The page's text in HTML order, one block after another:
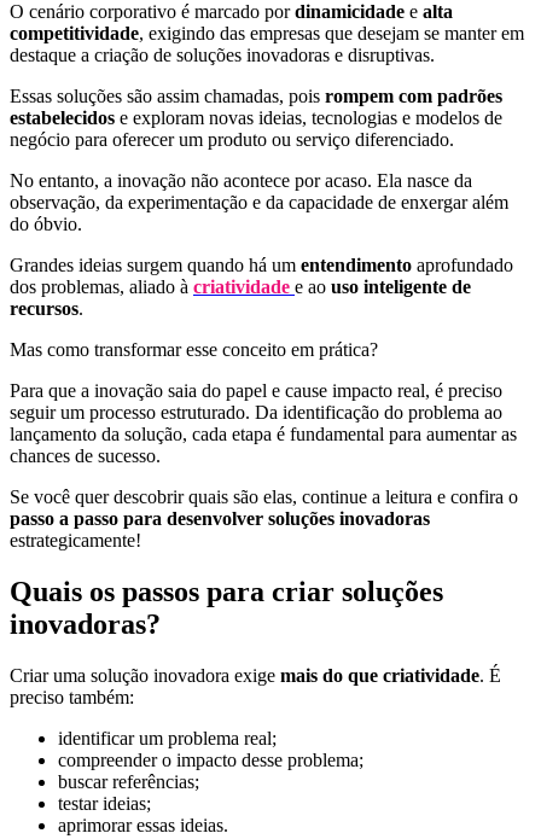
O cenário corporativo é marcado pordinamicidade e alta
competitividade, exigindo das empresas que desejam se manter em
destaque a criação de soluções inovadoras e disruptivas.
Essas soluções são assim chamadas, pois rompem com padrões
estabelecidos e exploram novas ideias, tecnologias e modelos de
negócio para oferecer um produto ou serviço diferenciado.
No entanto, a inovação não acontece por acaso. Ela nasce da
observação, da experimentação e da capacidade de enxergar além
do óbvio.
Grandes ideias surgem quando há um entendimento aprofundado
dos problemas, aliado à criatividade e ao uso inteligente de
recursos.
Mas como transformar esse conceito em prática?
Para que a inovação saia do papel e cause impacto real, é preciso
seguir um processo estruturado. Da identificação do problema ao
lançamento da solução, cada etapa é fundamental para aumentar as
chances de sucesso.
Se você quer descobrir quais são elas, continue a leitura e confira o
passo a passo para desenvolver soluções inovadoras
estrategicamente!
Quais os passos para criar soluções
inovadoras?
Criar uma solução inovadora exige mais do que criatividade. É
preciso também:
identificar um problema real;
compreender o impacto desse problema;
buscar referências;
testar ideias;
aprimorar essas ideias.